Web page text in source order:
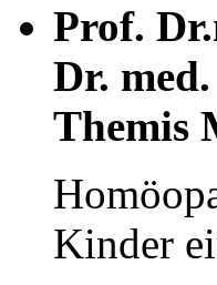
Prof.
Dr.
Themis
Kinder